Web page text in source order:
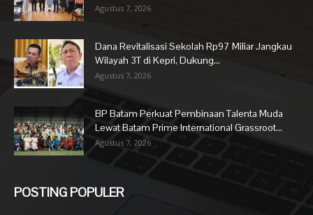
Agustus 7, 2026
Dana Revitalisasi Sekolah Rp97 Miliar Jangkau
Wilayah 3T di Kepri, Dukung...
Agustus 7, 2026
BP Batam Perkuat Pembinaan Talenta Muda
Lewat Batam Prime International Grassroot...
Agustus 7, 2026
POSTING POPULER